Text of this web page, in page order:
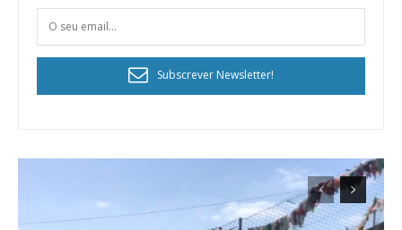
Subscrever Newsletter!